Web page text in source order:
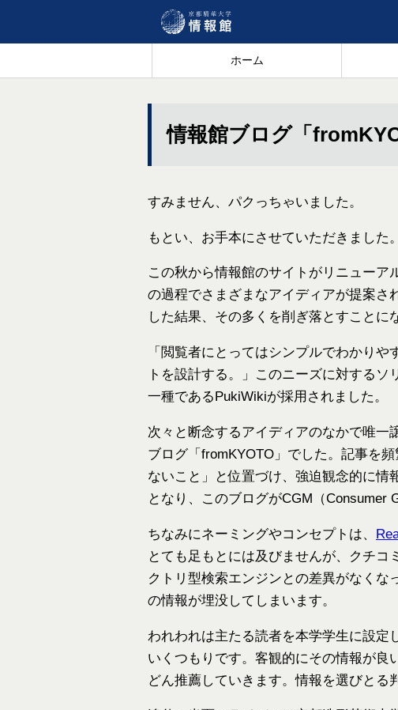
ホーム
情報館ブログ「
すみません、パクっちゃいました。
もとい、お手本にさせていただきました。
この秋から情報館のサイトがリニュー
の過程でさまざまなアイディアが提案さ
した結果、その多くを削ぎ落とすことに
「閲覧者にとってはシンプルでわかり
トを設計する。」このニーズに対する
一種であるPukiWikiが採用されました。
次々と断念するアイディアのなかで唯一
ブログ「fromKYOTO」でした。記事を
ないこと」と位置づけ、強迫観念的に情
となり、このブログがCGM（Consumer
ちなみにネーミングやコンセプトは、
とても足もとには及びませんが、クチ
クトリ型検索エンジンとの差異がなくな
の情報が埋没してしまいます。
われわれは主たる読者を本学学生に設定
いくつもりです。客観的にその情報が良
どん推薦していきます。情報を選びとる